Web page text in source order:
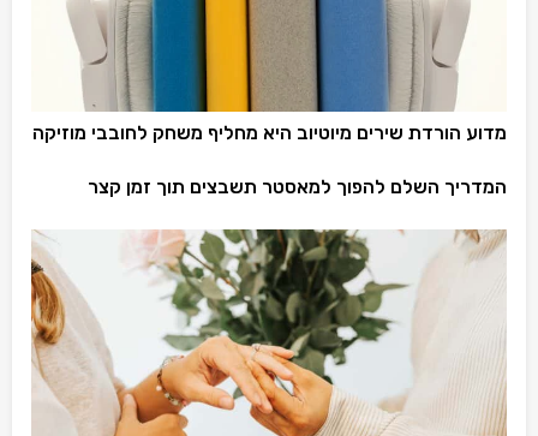
מדוע הורדת שירים מיוטיוב היא מחליף משחק לחובבי מוזיקה
המדריך השלם להפוך למאסטר תשבצים תוך זמן קצר